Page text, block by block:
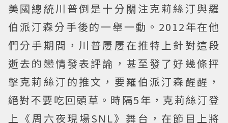
美國總統川普倒是十分關注克莉絲汀與羅
伯派汀森分手後的一舉一動。2012年在他
們分手期間，川普屢屢在推特上針對這段
逝去的戀情發表評論，甚至發了好幾條抨
擊克莉絲汀的推文，要羅伯派汀森醒醒，
絕對不要吃回頭草。時隔5年，克莉絲汀登
上《周六夜現場SNL》舞台，在節目上將